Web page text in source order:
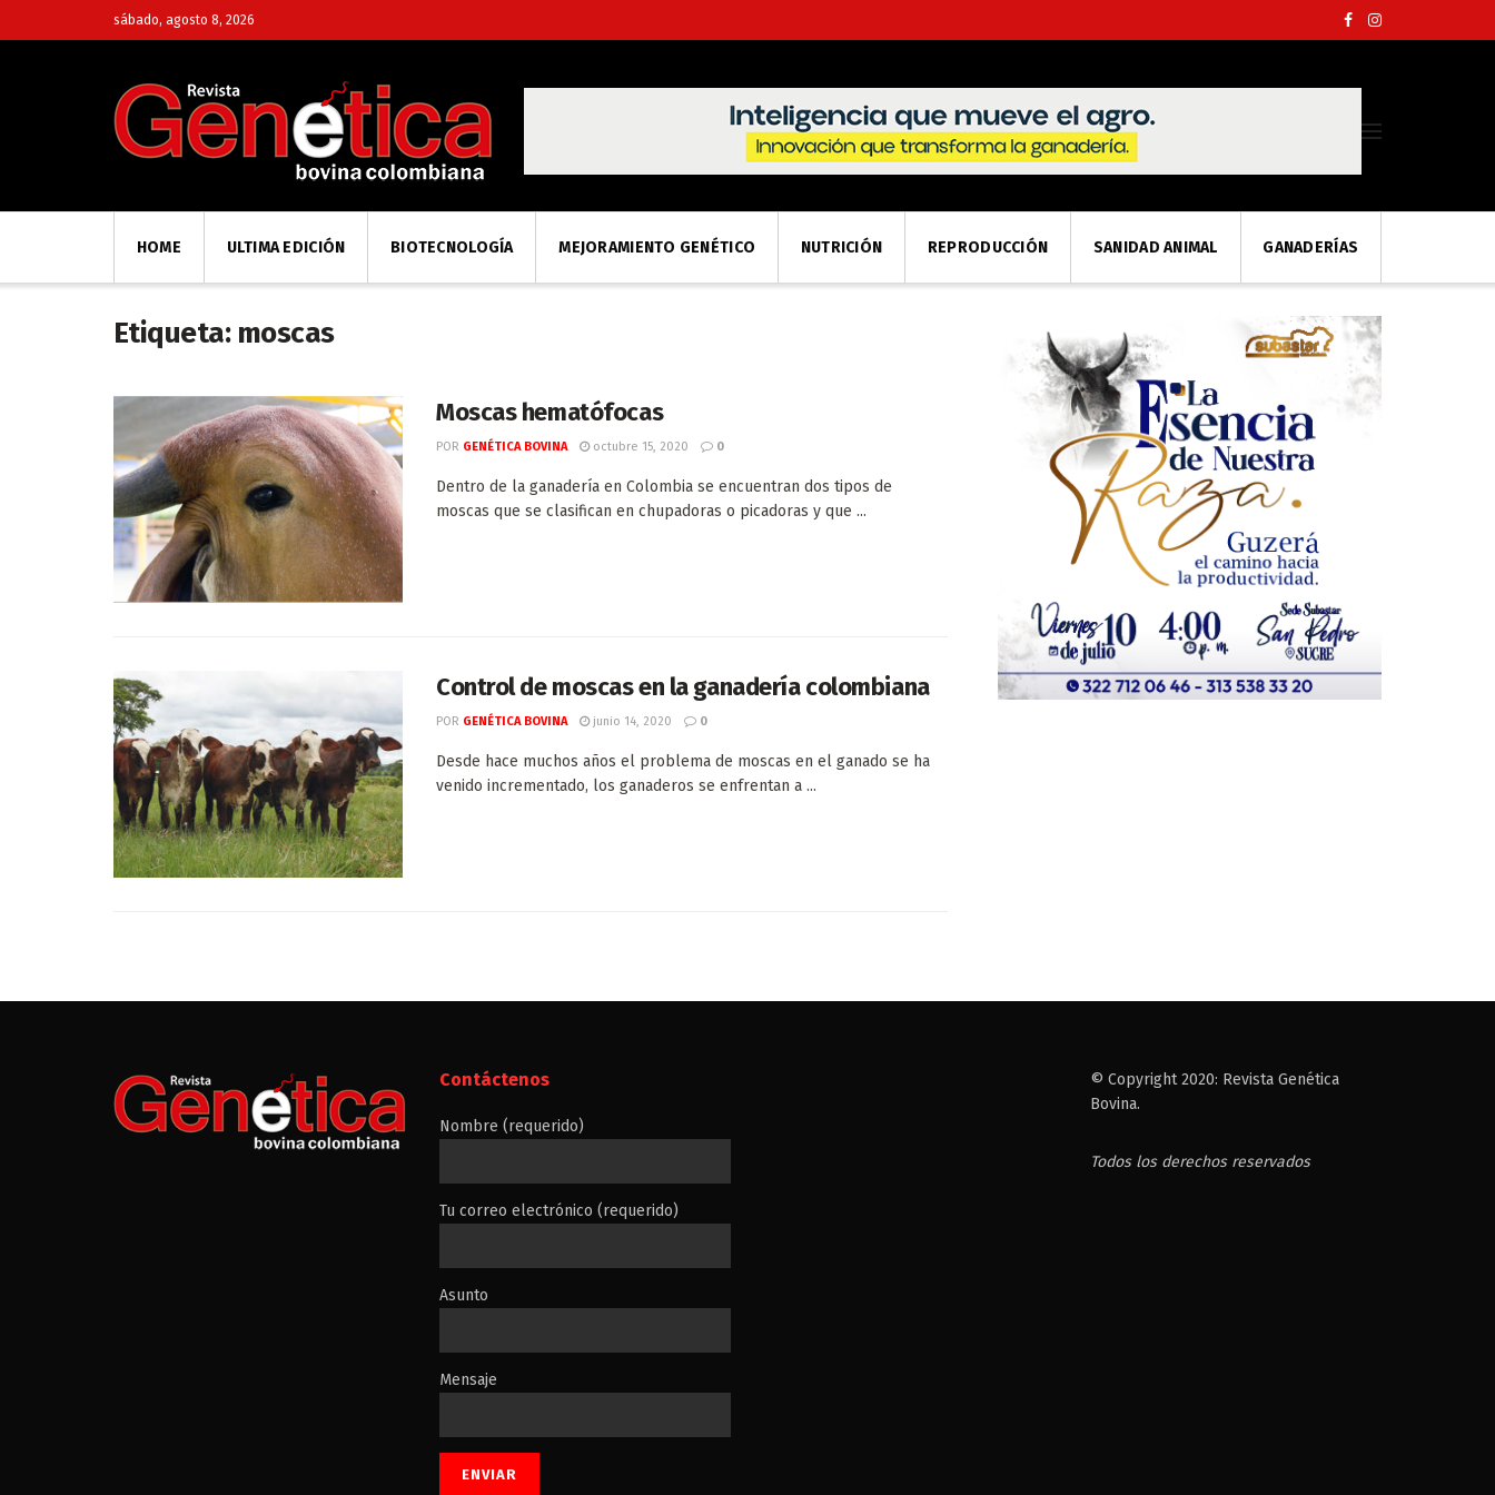
sábado, agosto 8, 2026
HOME ULTIMA EDICIÓN BIOTECNOLOGÍA MEJORAMIENTO GENÉTICO NUTRICIÓN REPRODUCCIÓN SANIDAD ANIMAL GANADERÍAS
Etiqueta: moscas
Moscas hematófocas
POR GENÉTICA BOVINA octubre 15, 2020 0
Dentro de la ganadería en Colombia se encuentran dos tipos de
moscas que se clasifican en chupadoras o picadoras y que ...
Control de moscas en la ganadería colombiana
POR GENÉTICA BOVINA junio 14, 2020 0
Desde hace muchos años el problema de moscas en el ganado se ha
venido incrementado, los ganaderos se enfrentan a ...
Contáctenos
Nombre (requerido)
Tu correo electrónico (requerido)
Asunto
Mensaje
© Copyright 2020: Revista Genética
Bovina.
Todos los derechos reservados